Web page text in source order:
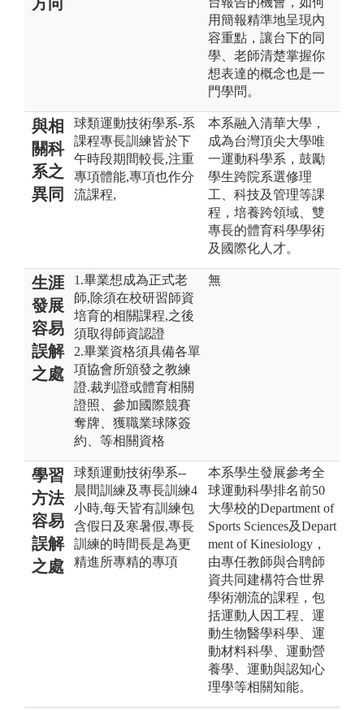
用簡報精準地呈現內
容重點，讓台下的同
學、老師清楚掌握你
想表達的概念也是一
門學問。
與相
關科
系之
異同
球類運動技術學系-系
課程專長訓練皆於下
午時段期間較長,注重
專項體能,專項也作分
流課程,
本系融入清華大學，
成為台灣頂尖大學唯
一運動科學系，鼓勵
學生跨院系選修理
工、科技及管理等課
程，培養跨領域、雙
專長的體育科學學術
及國際化人才。
生涯
發展
容易
誤解
之處
1.畢業想成為正式老
師,除須在校研習師資
培育的相關課程,之後
須取得師資認證
2.畢業資格須具備各單
項協會所頒發之教練
證.裁判證或體育相關
證照、參加國際競賽
奪牌、獲職業球隊簽
約、等相關資格
無
學習
方法
容易
誤解
之處
球類運動技術學系--
晨間訓練及專長訓練4
小時,每天皆有訓練包
含假日及寒暑假,專長
訓練的時間長是為更
精進所專精的專項
本系學生發展參考全
球運動科學排名前50
大學校的Department of
Sports Sciences及Depart
ment of Kinesiology，
由專任教師與合聘師
資共同建構符合世界
學術潮流的課程，包
括運動人因工程、運
動生物醫學科學、運
動材料科學、運動營
養學、運動與認知心
理學等相關知能。